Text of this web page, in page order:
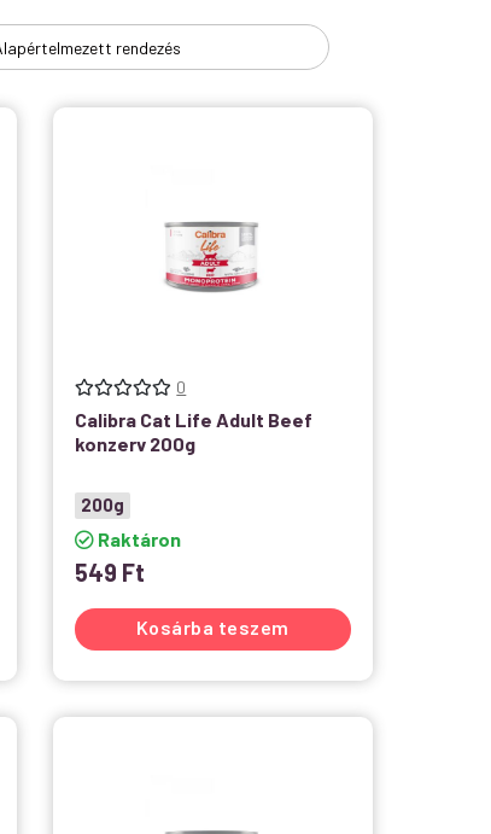
0
Calibra Cat Life Adult Beef
konzerv 200g
200g
Raktáron
549 Ft
Kosárba teszem